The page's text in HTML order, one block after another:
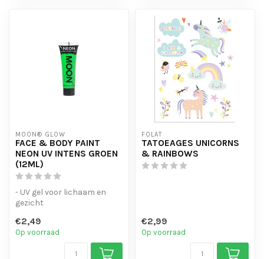
MOON® GLOW
FACE & BODY PAINT
NEON UV INTENS GROEN
(12ML)
- UV gel voor lichaam en
gezicht
scala aan kleuren.
€2,49
Op voorraad
FOLAT
TATOEAGES UNICORNS
& RAINBOWS
€2,99
Op voorraad